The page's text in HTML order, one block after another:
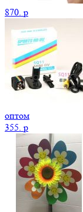
870. p
оптом
355. p